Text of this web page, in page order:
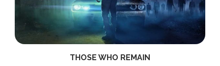
THOSE WHO REMAIN